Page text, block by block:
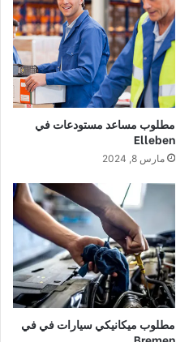
مطلوب مساعد مستودعات في
Elleben
مارس 8, 2024
مطلوب ميكانيكي سيارات في في